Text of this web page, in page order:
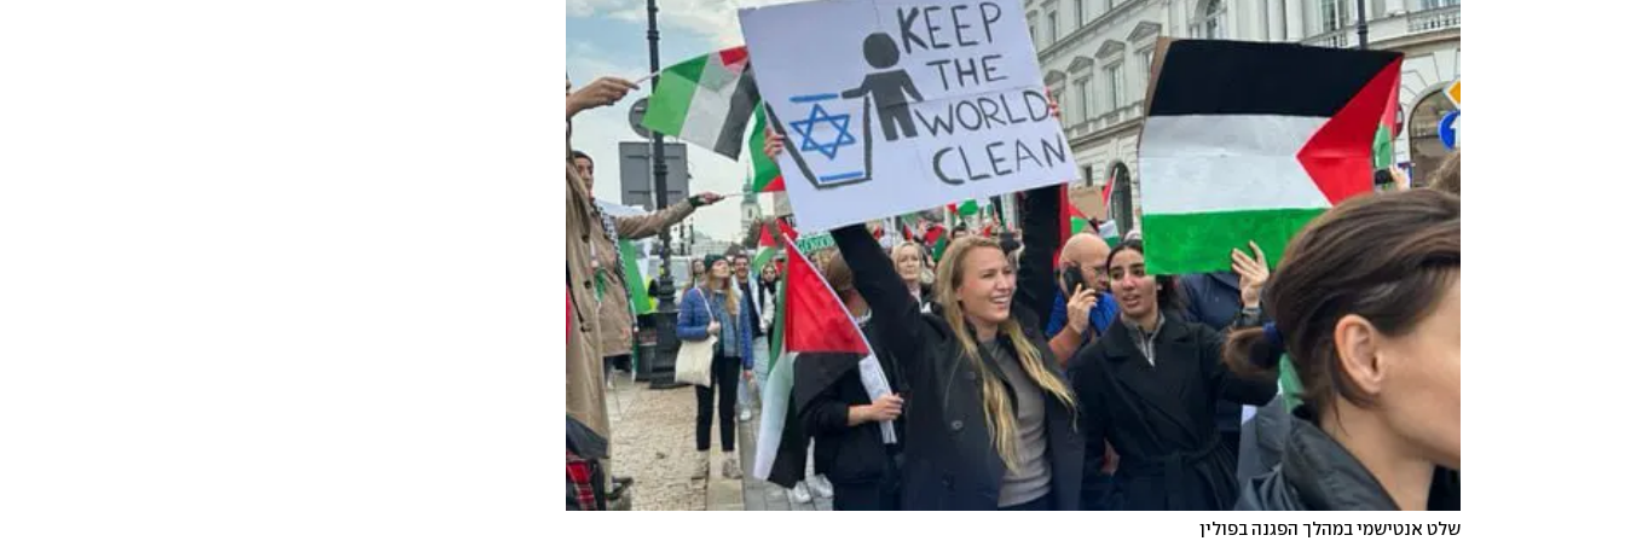
שלט אנטישמי במהלך הפגנה בפולין